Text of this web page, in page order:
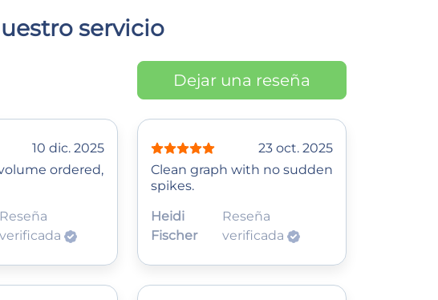
servicio
Dejar una reseña
10 dic. 2025
ordered,
Reseña
verificada
23 oct. 2025
Clean graph with no sudden
spikes.
Heidi
Fischer
Reseña
verificada